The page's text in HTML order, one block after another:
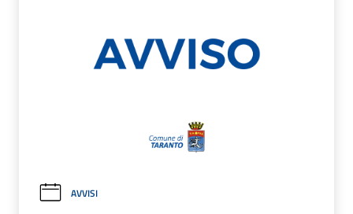
AVVISI